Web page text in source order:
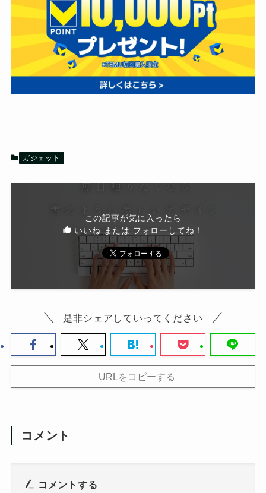
ガジェット
この記事が気に入ったら
いいね または フォローしてね！
是非シェアしていってください
URLをコピーする
コメント
コメントする